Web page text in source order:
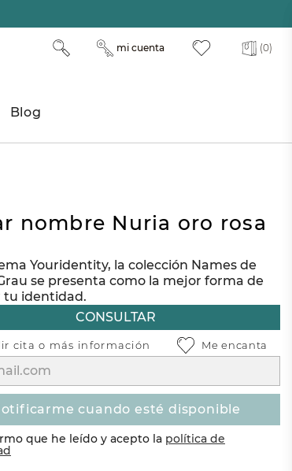
(0)
mi cuenta
Blog
nombre Nuria oro rosa
Youridentity, la colección Names de
se presenta como la mejor forma de
tu identidad.
CONSULTAR
cita o más información
notificarme cuando esté disponible
que he leído y acepto la política de
Me encanta